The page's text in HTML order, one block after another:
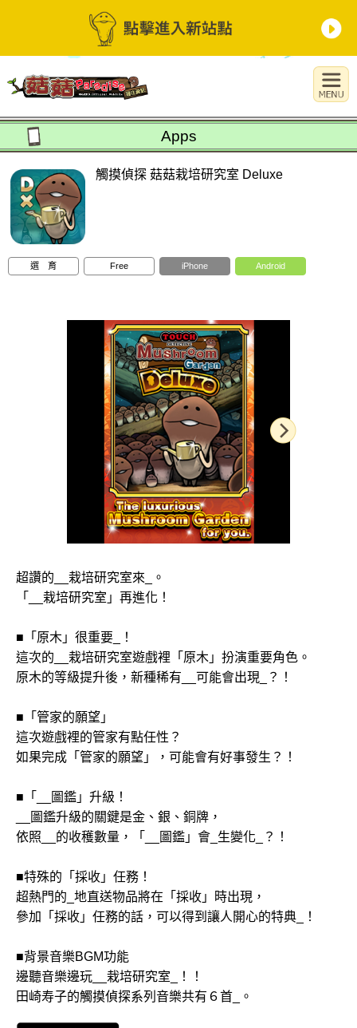
Apps
觸摸偵探 菇菇栽培研究室 Deluxe
選 育 Free iPhone Android
超讚的__栽培研究室來_。
「__栽培研究室」再進化！
■「原木」很重要_！
這次的__栽培研究室遊戲裡「原木」扮演重要角色。
原木的等級提升後，新種稀有__可能會出現_？！
■「管家的願望」
這次遊戲裡的管家有點任性？
如果完成「管家的願望」，可能會有好事發生？！
■「__圖鑑」升級！
__圖鑑升級的關鍵是金、銀、銅牌，
依照__的收穫數量，「__圖鑑」會_生變化_？！
■特殊的「採收」任務！
超熱門的_地直送物品將在「採收」時出現，
參加「採收」任務的話，可以得到讓人開心的特典_！
■背景音樂BGM功能
邊聽音樂邊玩__栽培研究室_！！
田崎寿子的觸摸偵探系列音樂共有６首_。